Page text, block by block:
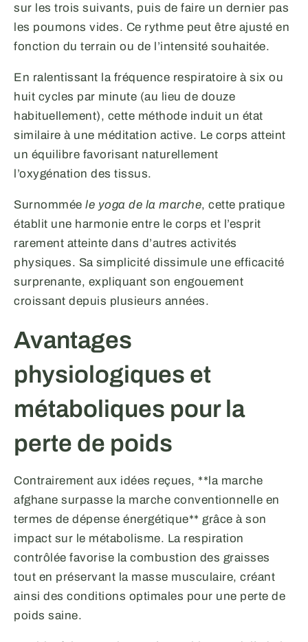
sur les trois suivants, puis de faire un dernier pas
les poumons vides. Ce rythme peut être ajusté en
fonction du terrain ou de l’intensité souhaitée.
En ralentissant la fréquence respiratoire à six ou
huit cycles par minute (au lieu de douze
habituellement), cette méthode induit un état
similaire à une méditation active. Le corps atteint
un équilibre favorisant naturellement
l’oxygénation des tissus.
Surnommée le yoga de la marche, cette pratique
établit une harmonie entre le corps et l’esprit
rarement atteinte dans d’autres activités
physiques. Sa simplicité dissimule une efficacité
surprenante, expliquant son engouement
croissant depuis plusieurs années.
Avantages
physiologiques et
métaboliques pour la
perte de poids
Contrairement aux idées reçues, **la marche
afghane surpasse la marche conventionnelle en
termes de dépense énergétique** grâce à son
impact sur le métabolisme. La respiration
contrôlée favorise la combustion des graisses
tout en préservant la masse musculaire, créant
ainsi des conditions optimales pour une perte de
poids saine.